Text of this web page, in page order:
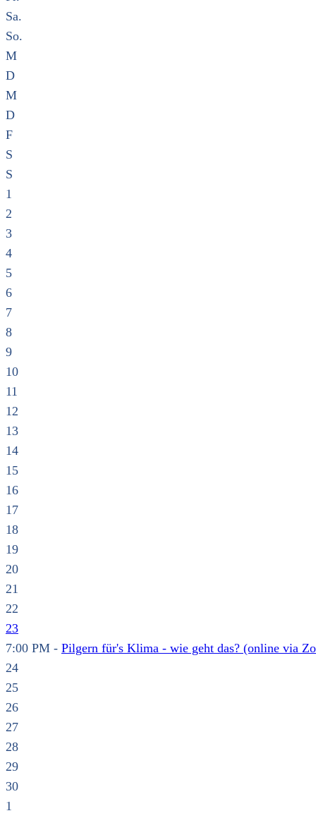
Sa.
So.
M
D
M
D
F
S
S
1
2
3
4
5
6
7
8
9
10
11
12
13
14
15
16
17
18
19
20
21
22
23
7:00 PM - Pilgern für's Klima - wie geht das? (online via
24
25
26
27
28
29
30
1